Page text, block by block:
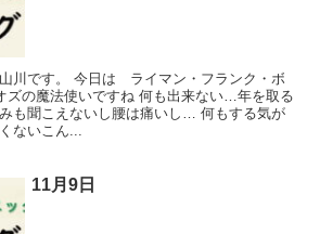
川です。 今日は ライマン・フランク・ボ
ズの魔法使いですね 何も出来ない…年を取る
も聞こえないし腰は痛いし… 何もする気が
ないこん...
11月9日